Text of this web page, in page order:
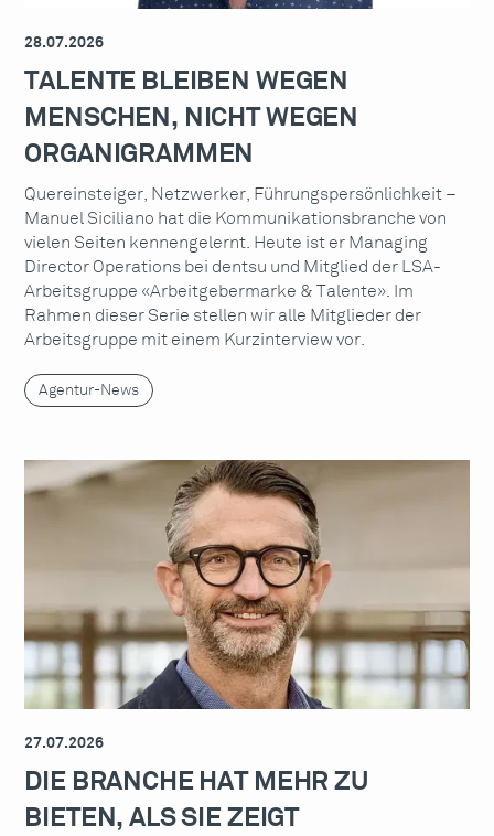
28.07.2026
TALENTE BLEIBEN WEGEN
MENSCHEN, NICHT WEGEN
ORGANIGRAMMEN
Quereinsteiger, Netzwerker, Führungspersönlichkeit –
Manuel Siciliano hat die Kommunikationsbranche von
vielen Seiten kennengelernt. Heute ist er Managing
Director Operations bei dentsu und Mitglied der LSA-
Arbeitsgruppe «Arbeitgebermarke & Talente». Im
Rahmen dieser Serie stellen wir alle Mitglieder der
Arbeitsgruppe mit einem Kurzinterview vor.
Agentur-News
27.07.2026
DIE BRANCHE HAT MEHR ZU
BIETEN, ALS SIE ZEIGT